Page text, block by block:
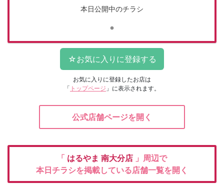
本日公開中のチラシ
お気に入りに登録したお店は
「 トップページ 」に表示されます。
公式店舗ページを開く
「 はるやま 南大分店 」周辺で
本日チラシを掲載している店舗一覧を開く